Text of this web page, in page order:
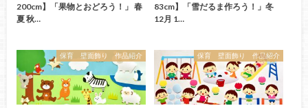
200cm】「果物とおどろう！」 春
夏 秋…
83cm】「雪だるま作ろう！」冬
12月 1…
保育 壁面飾り 作品紹介 保育 壁面飾り 作品紹介